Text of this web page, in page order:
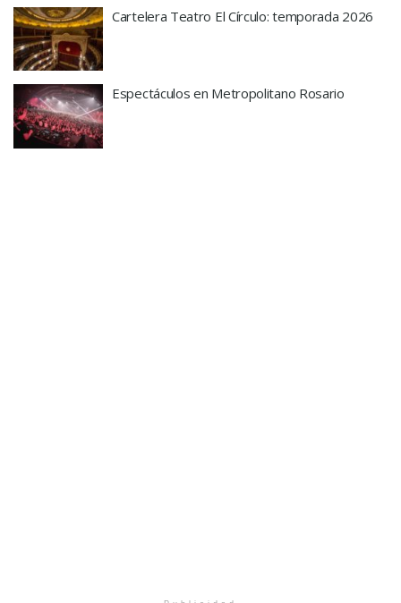
Cartelera Teatro El Círculo: temporada 2026
Espectáculos en Metropolitano Rosario